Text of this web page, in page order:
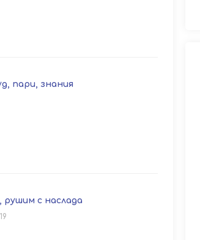
пари, знания
рушим с наслада